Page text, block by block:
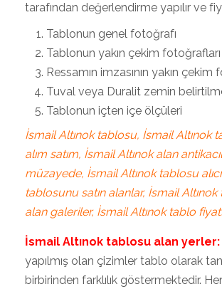
tarafından değerlendirme yapılır ve
Tablonun genel fotoğrafı
Tablonun yakın çekim fotoğrafları
Ressamın imzasının yakın çekim
Tuval veya Duralit zemin
Tablonun içten içe ölçüleri
İsmail Altınok tablosu, İsmail Altınok
alım satım, İsmail Altınok alan
müzayede, İsmail Altınok tablosu
tablosunu satın alanlar, İsmail
alan galeriler, İsmail Altınok tablo
İsmail Altınok tablosu alan yerler:
yapılmış olan çizimler tablo olarak
birbirinden farklılık göstermektedir.